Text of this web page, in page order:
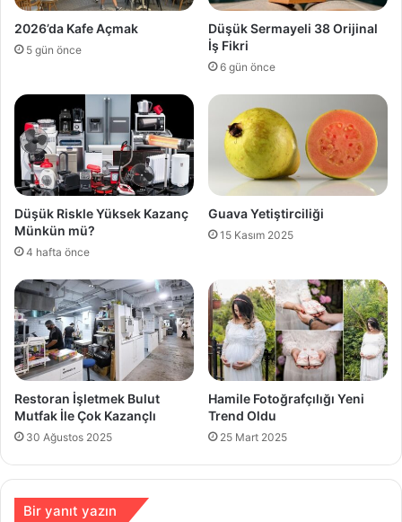
2026’da Kafe Açmak
5 gün önce
Düşük Sermayeli 38 Orijinal
İş Fikri
6 gün önce
Düşük Riskle Yüksek Kazanç
Münkün mü?
4 hafta önce
Guava Yetiştirciliği
15 Kasım 2025
Restoran İşletmek Bulut
Mutfak İle Çok Kazançlı
30 Ağustos 2025
Hamile Fotoğrafçılığı Yeni
Trend Oldu
25 Mart 2025
Bir yanıt yazın